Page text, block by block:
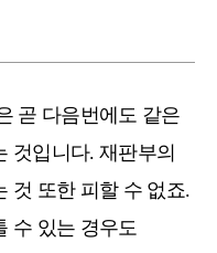
곧 다음번에도 같은
것입니다. 재판부의
것 또한 피할 수 없죠.
수 있는 경우도